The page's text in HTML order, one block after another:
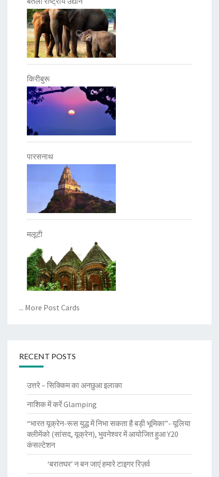
किरीबुरू
पारसनाथ
मलूटी
... More Post Cards
RECENT POSTS
उत्तरे – सिक्किम का अनछुआ इलाका
नाशिक में करें Glamping
“भारत यूक्रेन-रूस युद्ध में निभा सकता है बड़ी भूमिका”- यूलिया
क्लीमेंको (सांसद, यूक्रेन), भुवनेश्वर में आयोजित हुआ Y20
कंसल्टेशन
‘बरातघर’ न बन जाएं हमारे टाइगर रिज़र्व